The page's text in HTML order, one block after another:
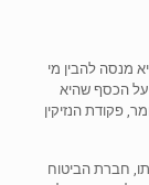
מנסה להבין מי
על הכסף שהיא
פקודת הנזיקין
חברת הביטוח